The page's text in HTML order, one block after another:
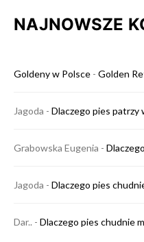
NAJNOWSZE
Goldeny w Polsce - Golden
Jagoda - Dlaczego pies patrzy
Grabowska Eugenia -
Jagoda - Dlaczego pies
Dar.. - Dlaczego pies chudnie